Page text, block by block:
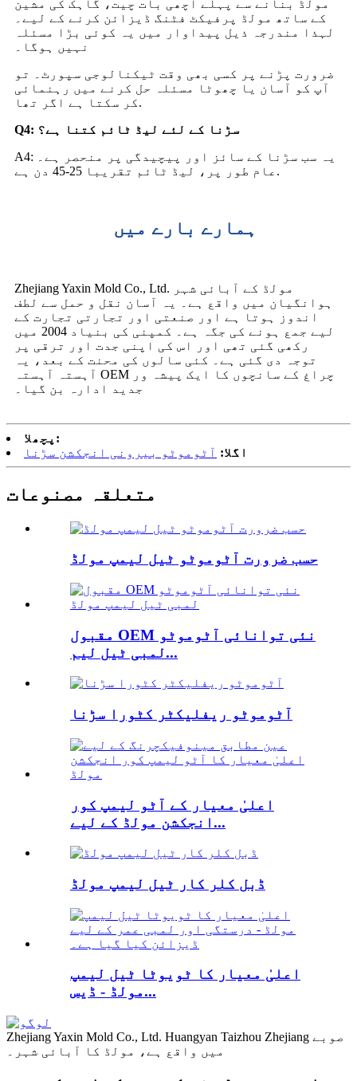
مولڈ بنانے سے پہلے اچھی بات چیت، گاہک کی مشین
کے ساتھ مولڈ پرفیکٹ فٹنگ ڈیزائن کرنے کے لیے۔
لہذا مندرجہ ذیل پیداوار میں یہ کوئی بڑا مسئلہ
نہیں ہوگا۔
ضرورت پڑنے پر کسی بھی وقت ٹیکنالوجی سپورٹ۔ تو
آپ کو آسان یا چھوٹا مسئلہ حل کرنے میں رہنمائی
کر سکتا ہے اگر تھا.
Q4: سڑنا کے لئے لیڈ ٹائم کتنا ہے؟
A4: یہ سب سڑنا کے سائز اور پیچیدگی پر منحصر ہے۔
عام طور پر، لیڈ ٹائم تقریبا 25-45 دن ہے.
ہمارے بارے میں
Zhejiang Yaxin Mold Co., Ltd. مولڈ کے آبائی شہر
ہوانگیان میں واقع ہے۔ یہ آسان نقل و حمل سے لطف
اندوز ہوتا ہے اور صنعتی اور تجارتی تجارت کے
لیے جمع ہونے کی جگہ ہے۔ کمپنی کی بنیاد 2004 میں
رکھی گئی تھی اور اس کی اپنی جدت اور ترقی پر
توجہ دی گئی ہے۔ کئی سالوں کی محنت کے بعد، یہ
آہستہ آہستہ OEM چراغ کے سانچوں کا ایک پیشہ ور
جدید ادارہ بن گیا۔
پچھلا:
اگلا: آٹوموٹو بیرونی انجکشن سڑنا
متعلقہ مصنوعات
حسب ضرورت آٹوموٹو ٹیل لیمپ مولڈ
مقبول OEM نئی توانائی آٹوموٹو
لمبی ٹیل لیم...
آٹوموٹو ریفلیکٹر کٹورا سڑنا
اعلیٰ معیار کے آٹو لیمپ کور
انجکشن مولڈ کے لیے...
ڈبل کلر کار ٹیل لیمپ مولڈ
اعلیٰ معیار کا ٹویوٹا ٹیل لیمپ
مولڈ - ڈیس...
Zhejiang Yaxin Mold Co., Ltd. Huangyan Taizhou Zhejiang صوبے
میں واقع ہے، مولڈ کا آبائی شہر۔